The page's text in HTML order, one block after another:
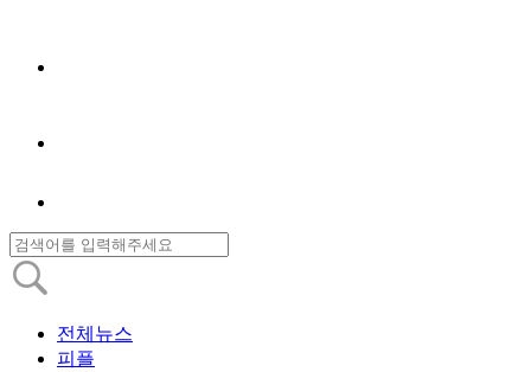
전체뉴스
피플